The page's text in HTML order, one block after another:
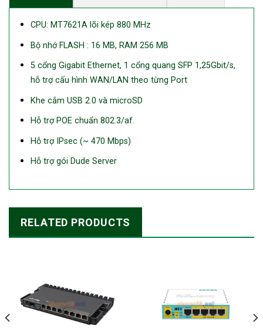
CPU: MT7621A lõi kép 880 MHz
Bộ nhớ FLASH : 16 MB, RAM 256 MB
5 cổng Gigabit Ethernet, 1 cổng quang SFP 1,25Gbit/s,
hỗ trợ cấu hình WAN/LAN theo từng Port
Khe cắm USB 2.0 và microSD
Hỗ trợ POE chuẩn 802.3/af.
Hỗ trợ IPsec (~ 470 Mbps)
Hỗ trợ gói Dude Server
RELATED PRODUCTS